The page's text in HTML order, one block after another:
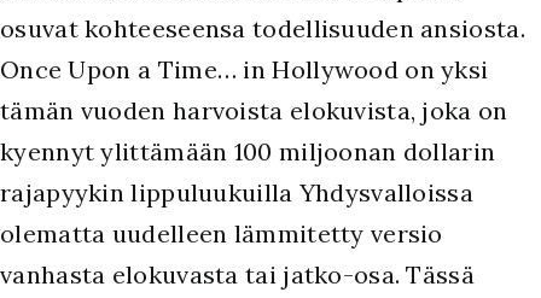
osuvat kohteeseensa todellisuuden ansiosta.
Once Upon a Time… in Hollywood on yksi
tämän vuoden harvoista elokuvista, joka on
kyennyt ylittämään 100 miljoonan dollarin
rajapyykin lippuluukuilla Yhdysvalloissa
olematta uudelleen lämmitetty versio
vanhasta elokuvasta tai jatko-osa. Tässä